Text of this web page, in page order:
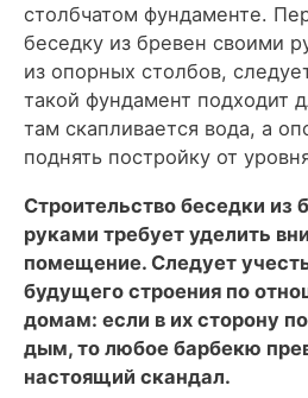
столбчатом фундаменте.
беседку из бревен своими
из опорных столбов,
такой фундамент подходит
там скапливается вода, а
поднять постройку от
Строительство беседки из
руками требует уделить
помещение. Следует
будущего строения по
домам: если в их сторону
дым, то любое барбекю
настоящий скандал.